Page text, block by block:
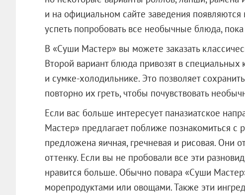
и на официальном сайте заведения появляются
успеть попробовать все необычные блюда,
В «Суши Мастер» вы можете заказать
Второй вариант блюда привозят в
и сумке-холодильнике. Это позволяет
повторно их греть, чтобы почувствовать
Если вас больше интересует паназиатское
Мастер» предлагает поближе познакомиться
предложена яичная, гречневая и рисовая. Они
оттенку. Если вы не пробовали все эти
нравится больше. Обычно повара «Суши
морепродуктами или овощами. Также эти